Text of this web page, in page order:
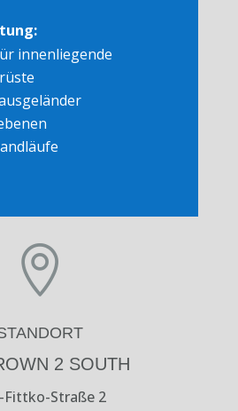
innenliegende

2 SOUTH
Fittko-Straße 2